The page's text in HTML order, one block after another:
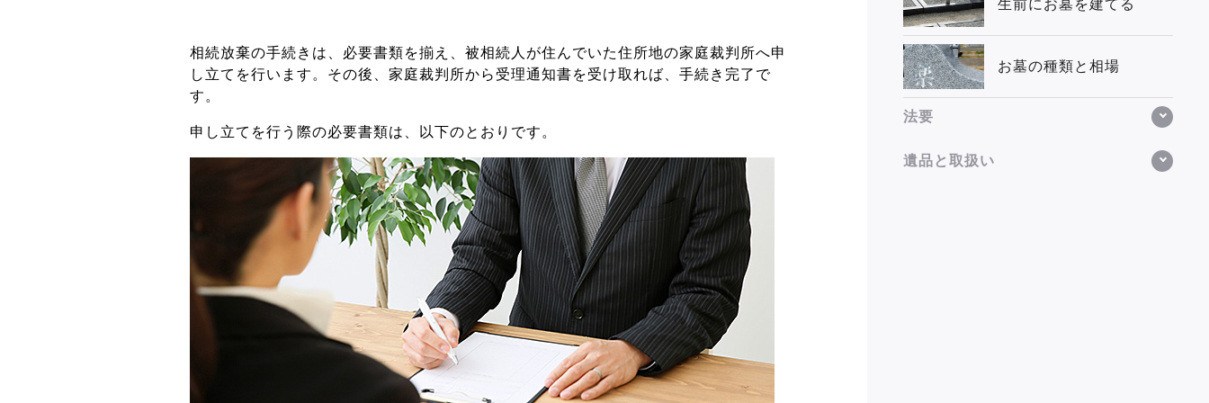
相続放棄の手続きは、必要書類を揃え、被相続人が住んでいた住所地の家庭裁判所へ申
し立てを行います。その後、家庭裁判所から受理通知書を受け取れば、手続き完了で
す。
申し立てを行う際の必要書類は、以下のとおりです。
生前にお墓を建てる
お墓の種類と相場
法要
遺品と取扱い